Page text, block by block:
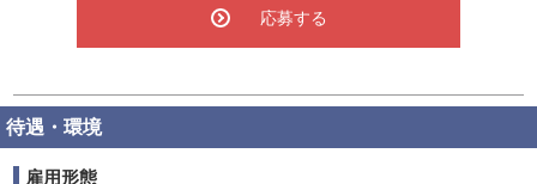
応募する
待遇・環境
雇用形態